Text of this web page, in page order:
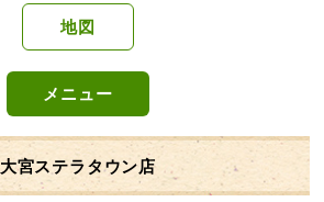
地図
メニュー
大宮ステラタウン店